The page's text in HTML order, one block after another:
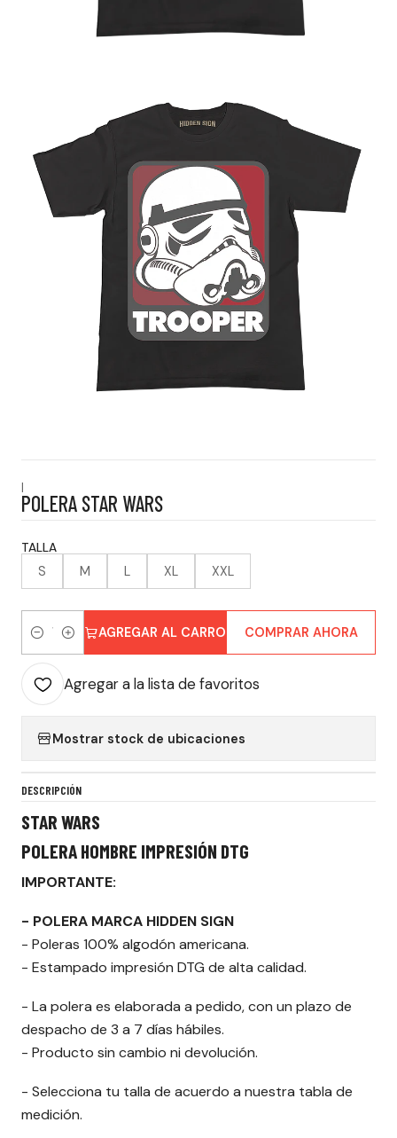
|
POLERA STAR WARS
TALLA
S M L XL XXL
Cantidad
AGREGAR AL CARRO COMPRAR AHORA
Agregar a la lista de favoritos
Mostrar stock de ubicaciones
DESCRIPCIÓN
STAR WARS
POLERA HOMBRE IMPRESIÓN DTG
IMPORTANTE:
- POLERA MARCA HIDDEN SIGN
- Poleras 100% algodón americana.
- Estampado impresión DTG de alta calidad.
- La polera es elaborada a pedido, con un plazo de
despacho de 3 a 7 días hábiles.
- Producto sin cambio ni devolución.
- Selecciona tu talla de acuerdo a nuestra tabla de
medición.